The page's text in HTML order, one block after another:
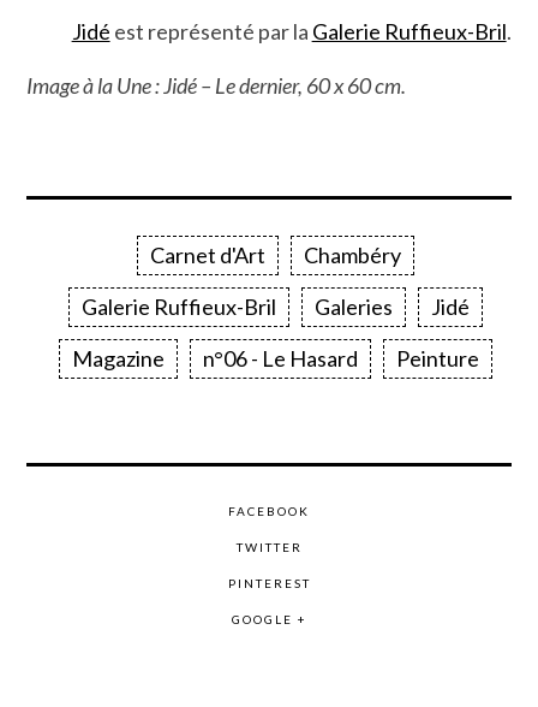
Jidé est représenté par la Galerie Ruffieux-Bril.
Image à la Une : Jidé – Le dernier, 60 x 60 cm.
Carnet d'Art
Chambéry
Galerie Ruffieux-Bril
Galeries
Jidé
Magazine
n°06 - Le Hasard Peinture
FACEBOOK
TWITTER
PINTEREST
GOOGLE +